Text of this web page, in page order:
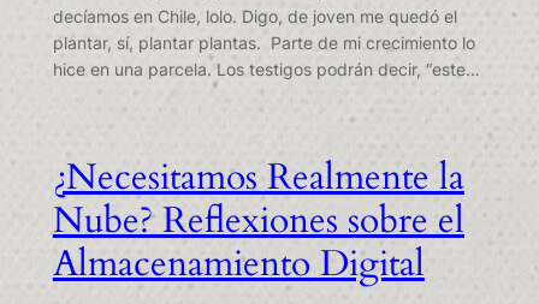
decíamos en Chile, lolo. Digo, de joven me quedó el
plantar, sí, plantar plantas. Parte de mi crecimiento lo
hice en una parcela. Los testigos podrán decir, “este…
¿Necesitamos Realmente la
Nube? Reflexiones sobre el
Almacenamiento Digital